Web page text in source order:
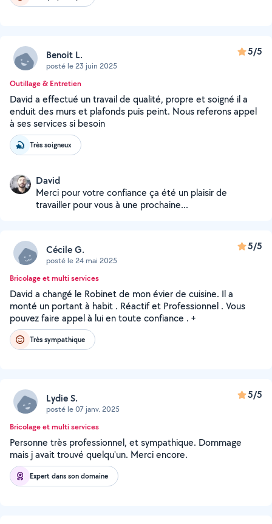
Benoit L.
posté le 23 juin 2025
5/5
Outillage & Entretien
David a effectué un travail de qualité, propre et soigné il a
enduit des murs et plafonds puis peint. Nous referons appel
à ses services si besoin
Très soigneux
David
Merci pour votre confiance ça été un plaisir de
travailler pour vous à une prochaine...
Cécile G.
posté le 24 mai 2025
5/5
Bricolage et multi services
David a changé le Robinet de mon évier de cuisine. Il a
monté un portant à habit . Réactif et Professionnel . Vous
pouvez faire appel à lui en toute confiance . +
Très sympathique
Lydie S.
posté le 07 janv. 2025
5/5
Bricolage et multi services
Personne très professionnel, et sympathique. Dommage
mais j avait trouvé quelqu'un. Merci encore.
Expert dans son domaine